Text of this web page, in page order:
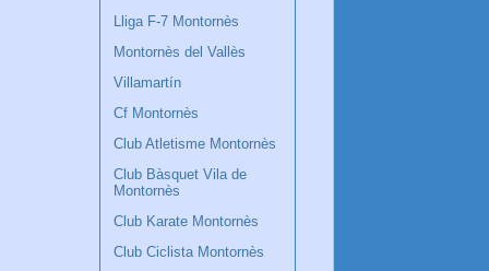
Lliga F-7 Montornès
Montornès del Vallès
Villamartín
Cf Montornès
Club Atletisme Montornès
Club Bàsquet Vila de
Montornès
Club Karate Montornès
Club Ciclista Montornès